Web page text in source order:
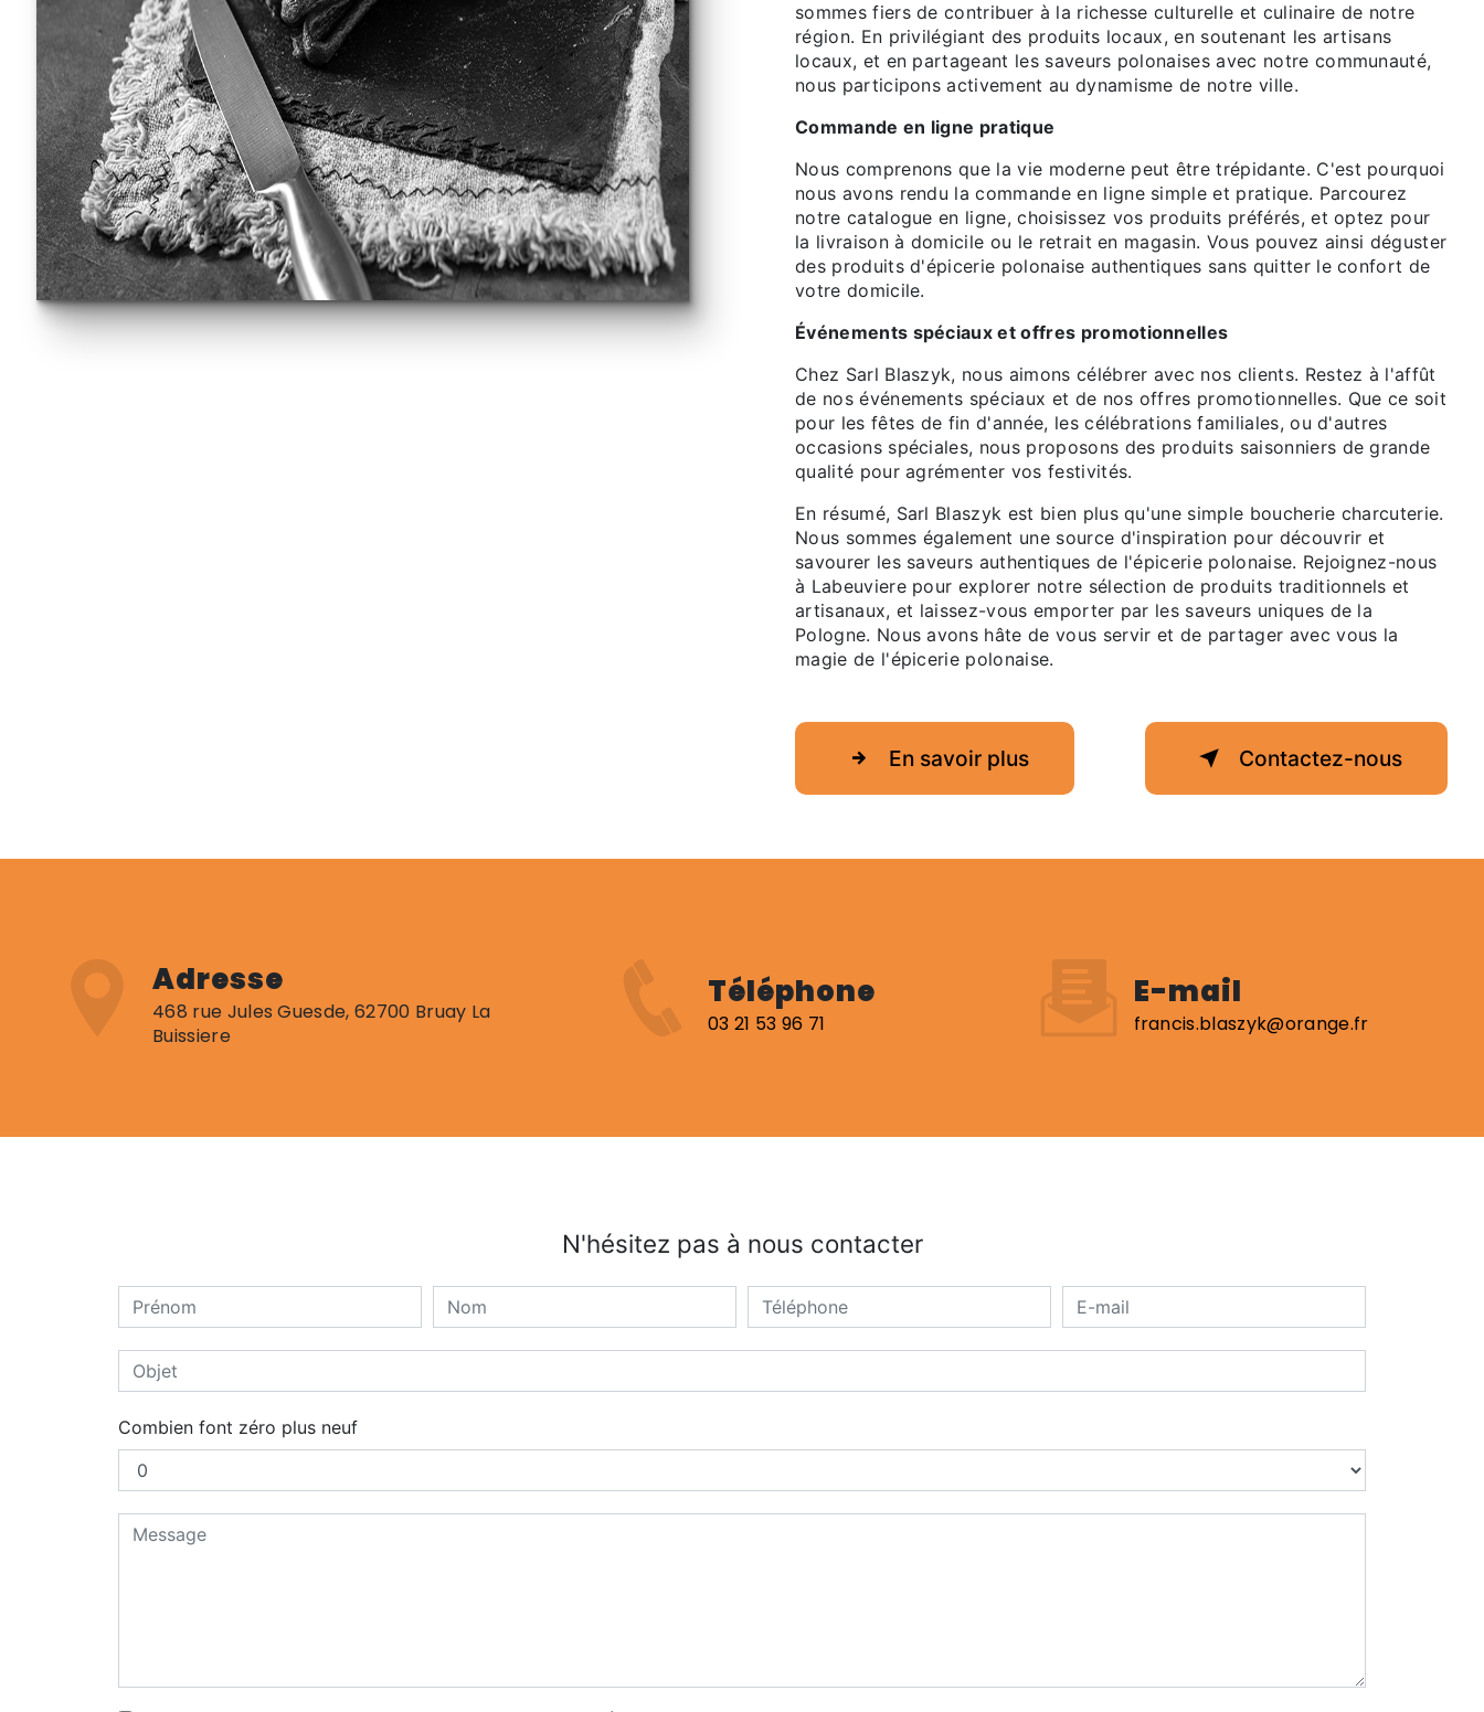
sommes fiers de contribuer à la richesse culturelle et culinaire de notre
région. En privilégiant des produits locaux, en soutenant les artisans
locaux, et en partageant les saveurs polonaises avec notre communauté,
nous participons activement au dynamisme de notre ville.
Commande en ligne pratique
Nous comprenons que la vie moderne peut être trépidante. C'est pourquoi
nous avons rendu la commande en ligne simple et pratique. Parcourez
notre catalogue en ligne, choisissez vos produits préférés, et optez pour
la livraison à domicile ou le retrait en magasin. Vous pouvez ainsi déguster
des produits d'épicerie polonaise authentiques sans quitter le confort de
votre domicile.
Événements spéciaux et offres promotionnelles
Chez Sarl Blaszyk, nous aimons célébrer avec nos clients. Restez à l'affût
de nos événements spéciaux et de nos offres promotionnelles. Que ce soit
pour les fêtes de fin d'année, les célébrations familiales, ou d'autres
occasions spéciales, nous proposons des produits saisonniers de grande
qualité pour agrémenter vos festivités.
En résumé, Sarl Blaszyk est bien plus qu'une simple boucherie charcuterie.
Nous sommes également une source d'inspiration pour découvrir et
savourer les saveurs authentiques de l'épicerie polonaise. Rejoignez-nous
à Labeuviere pour explorer notre sélection de produits traditionnels et
artisanaux, et laissez-vous emporter par les saveurs uniques de la
Pologne. Nous avons hâte de vous servir et de partager avec vous la
magie de l'épicerie polonaise.
En savoir plus Contactez-nous
Adresse
468 rue Jules Guesde, 62700 Bruay La
Buissiere
Téléphone
03 21 53 96 71
E-mail
francis.blaszyk@orange.fr
N'hésitez pas à nous contacter
Combien font zéro plus neuf